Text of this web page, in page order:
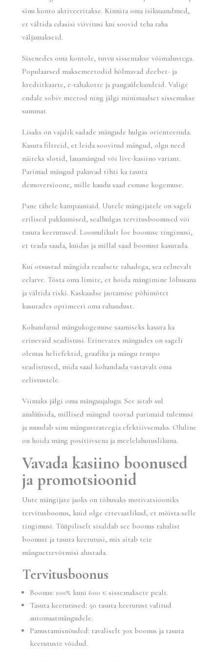
sinu konto aktiveeritakse. Kinnita oma isikuaandmed,
et vältida edasisi viivitusi kui soovid teha raha
väljamakseid.
Sisenedes oma kontole, tutvu sissemakse võimalustega.
Populaarsed maksemeetodid hõlmavad deebet- ja
krediitkaarte, e-rahakotte ja pangaülekandeid. Valige
endale sobiv meetod ning jälgi minimaalset sissemakse
summat.
Lisaks on vajalik sadade mängude hulgas orienteeruda.
Kasuta filtreid, et leida soovitud mängud, olgu need
näiteks slotid, lauamängud või live-kasiino variant.
Parimad mängud pakuvad tihti ka tasuta
demoversioone, mille kaudu saad esmase kogemuse.
Pane tähele kampaaniaid. Uutele mängijatele on sageli
erilised pakkumised, sealhulgas tervitusboonused või
tasuta keerutused. Loomulikult loe boonuse tingimusi,
et teada saada, kuidas ja millal saad boonust kasutada.
Kui otsustad mängida reaalsete rahadega, sea eelnevalt
eelarve. Tõsta oma limite, et hoida mängimine lõbusana
ja vältida riski. Kaskaadse jaotamise põhimõtet
kasutades optimeeri oma rahandust.
Kohandatud mängukogemuse saamiseks kasuta ka
erinevaid seadistusi. Erinevates mängudes on sageli
olemas heliefektid, graafika ja mängu tempo
seadistused, mida saad kohandada vastavalt oma
eelistustele.
Viimaks jälgi oma mänguajalugu. See aitab sul
analüüsida, millised mängud toovad parimaid tulemusi
ja muudab sinu mängustrateegia efektiivsemaks. Oluline
on hoida mäng positiivsena ja meelelahutuslikuna.
Vavada kasiino boonused
ja promotsioonid
Uute mängijate jaoks on tõhusaks motivatsiooniks
tervitusboonus, kuid olge ettevaatlikud, et mõista selle
tingimusi. Tüüpiliselt sisaldab see boonus rahalist
boonust ja tasuta keerutusi, mis aitab teie
mänguettevõtmisi alustada.
Tervitusboonus
Boonus: 100% kuni 600 € sissemaksete pealt.
Tasuta keerutused: 50 tasuta keerutust valitud
automaatmängudele.
Panustamisnõuded: tavaliselt 30x boonus ja tasuta
keerutuste võidud.